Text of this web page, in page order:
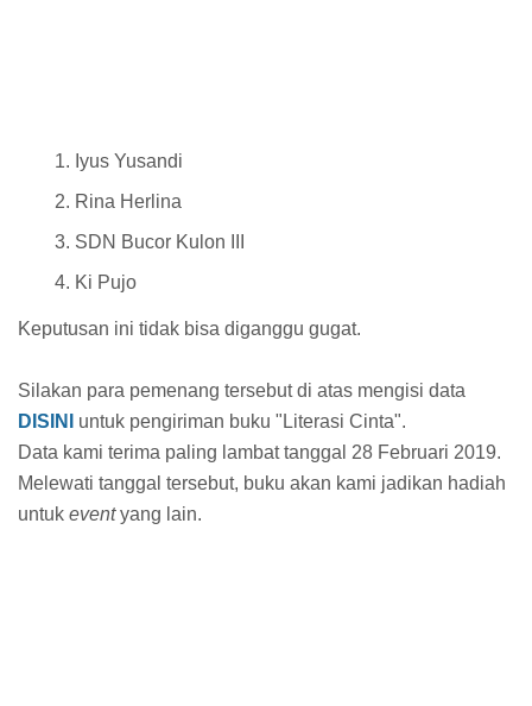
Iyus Yusandi
Rina Herlina
SDN Bucor Kulon III
Ki Pujo
Keputusan ini tidak bisa diganggu gugat.
Silakan para pemenang tersebut di atas mengisi data
DISINI
untuk pengiriman buku "Literasi Cinta".
Data kami terima paling lambat tanggal 28 Februari 2019.
Melewati tanggal tersebut, buku akan kami jadikan hadiah
untuk eventyang lain.